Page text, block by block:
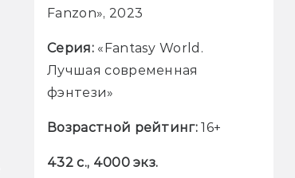
Fanzon», 2023
Серия: «Fantasy World.
Лучшая современная
фэнтези»
Возрастной рейтинг: 16+
432 с., 4000 экз.